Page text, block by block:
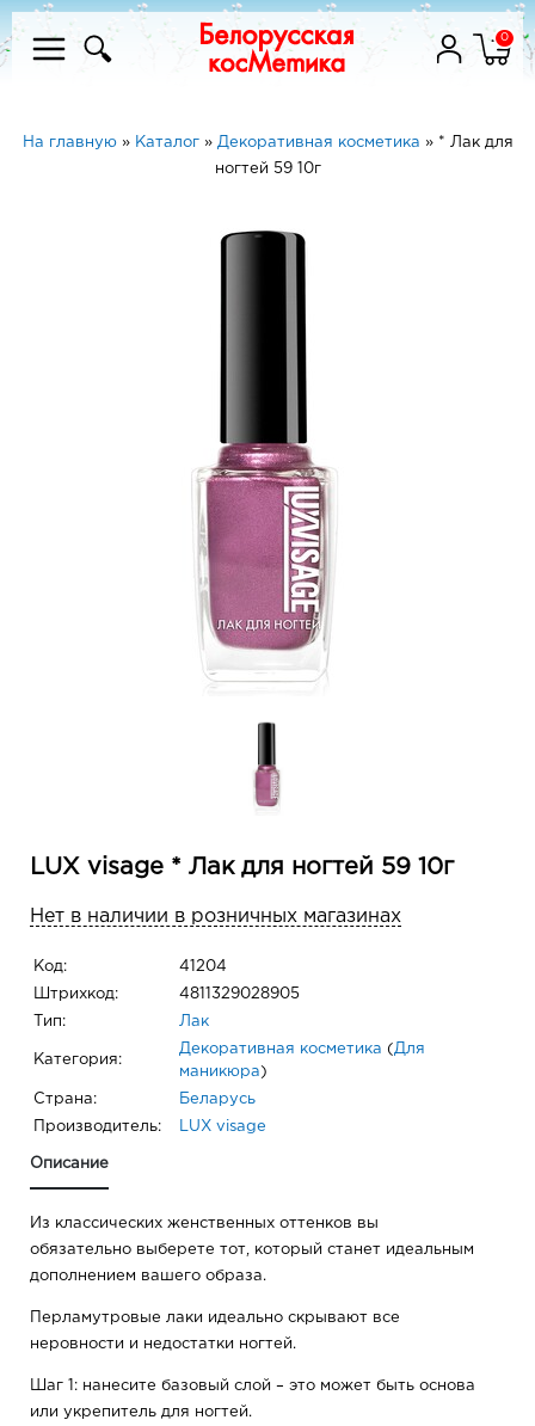
0
На главную» Каталог» Декоративная косметика » * Лак для
ногтей 59 10г
LUX visage * Лак для ногтей 59 10г
Нет в наличии в розничных магазинах
Код: 41204
Штрихкод: 4811329028905
Тип: Лак
Категория:
Декоративная косметика ( Для
маникюра )
Страна: Беларусь
Производитель: LUX visage
Описание
Из классических женственных оттенков вы
обязательно выберете тот, который станет идеальным
дополнением вашего образа.
Перламутровые лаки идеально скрывают все
неровности и недостатки ногтей.
Шаг 1: нанесите базовый слой – это может быть основа
или укрепитель для ногтей.